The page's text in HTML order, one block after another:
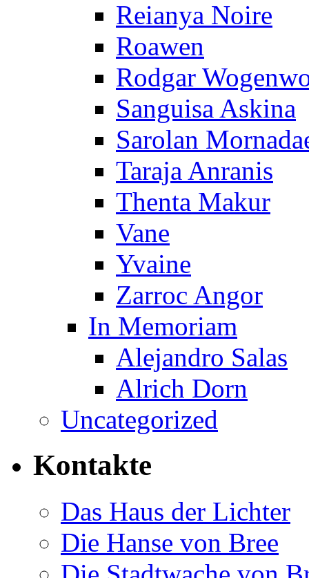
Reianya Noire
Roawen
Rodgar
Sanguisa Askina
Sarolan
Taraja Anranis
Thenta Makur
Vane
Yvaine
Zarroc Angor
In Memoriam
Alejandro Salas
Alrich Dorn
Uncategorized
Kontakte
Das Haus der Lichter
Die Hanse von Bree